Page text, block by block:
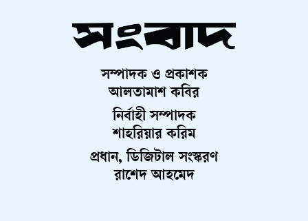
সম্পাদক ও প্রকাশক
আলতামাশ কবির
নির্বাহী সম্পাদক
শাহরিয়ার করিম
প্রধান, ডিজিটাল সংস্করণ
রাশেদ আহমেদ